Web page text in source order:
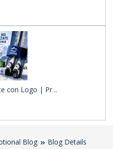
con Logo | Pr ..
Blog Blog Details